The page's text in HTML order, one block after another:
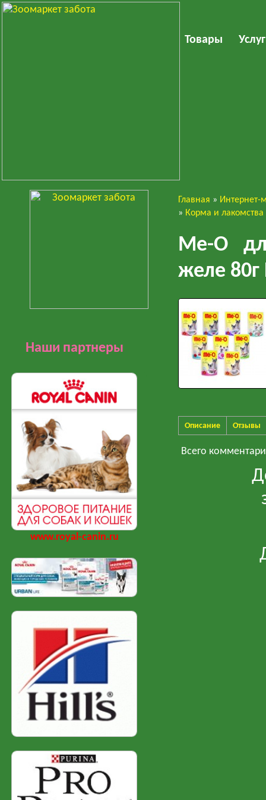
Товары
Наши партнеры
www.royal-canin.ru
Главная » Интернет-
» Корма и лакомства
Ме-О
желе
Описание Отзывы
Всего